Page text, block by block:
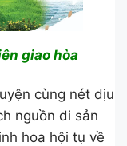
giao hòa
cùng nét dịu
nguồn di sản
hoa hội tụ về